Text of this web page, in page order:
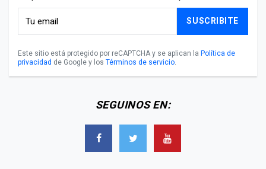
SUSCRIBITE
Este sitio está protegido por reCAPTCHA y se aplican la Política de
privacidad de Google y los Términos de servicio.
SEGUINOS EN: